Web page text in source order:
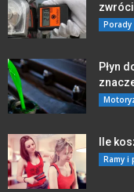
Porady
Płyn
Ile
Ramy i